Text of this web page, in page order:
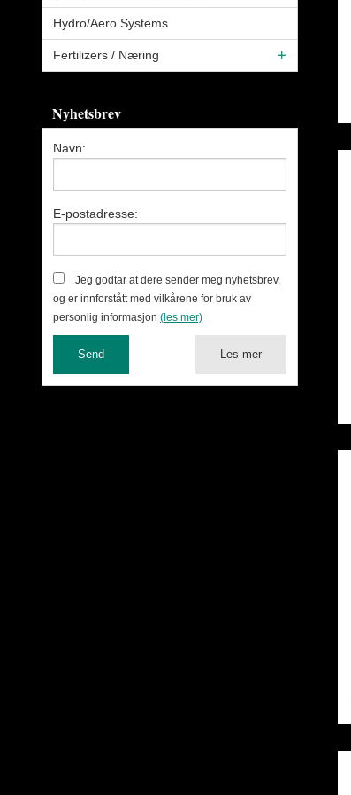
Hydro/Aero Systems
Fertilizers / Næring
Nyhetsbrev
Navn:
E-postadresse:
Jeg godtar at dere sender meg nyhetsbrev,
og er innforstått med vilkårene for bruk av
personlig informasjon (les mer)
Les mer